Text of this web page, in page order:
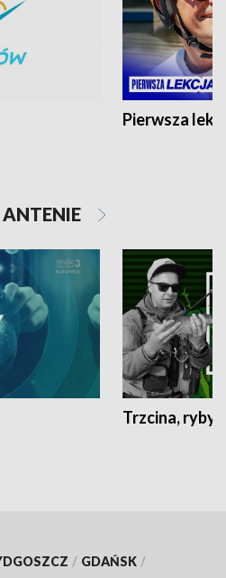
Pierwsza
ANTENIE
Trzcina, ryby
/ GDAŃSK /